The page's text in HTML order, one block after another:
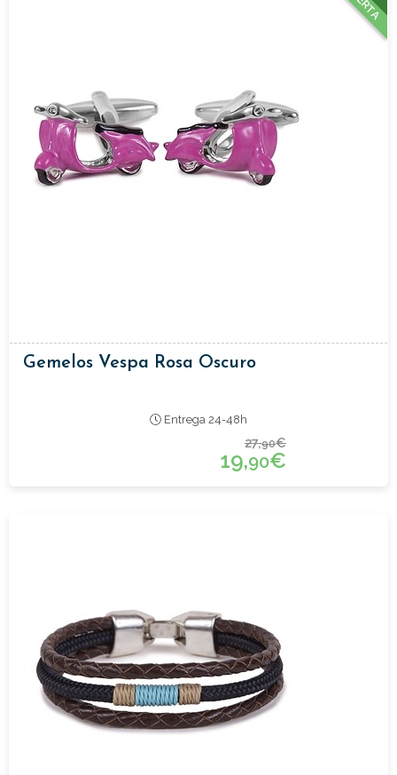
Gemelos Vespa Rosa Oscuro
Entrega 24-48h
27,90€
19,90€